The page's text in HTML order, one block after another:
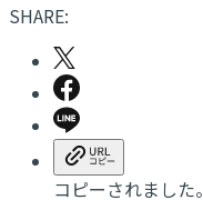
SHARE:
コピーされました。